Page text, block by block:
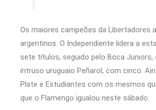
Os maiores campeões da Libertadores
argentinos. O Independiente lidera a
sete títulos, seguido pelo Boca Juniors,
intruso uruguaio Peñarol, com cinco.
Plate e Estudiantes com os mesmos
que o Flamengo igualou neste sábado.